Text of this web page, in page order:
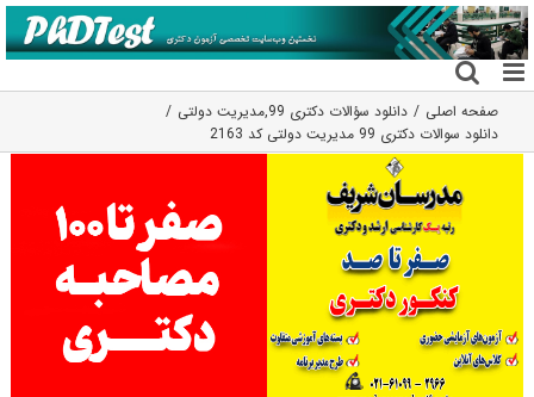
رفتن
به
محتوا
صفحه اصلی دانلود سؤالات دکتری 99 ,مدیریت دولتی
دانلود سوالات دکتری 99 مدیریت دولتی کد 2163